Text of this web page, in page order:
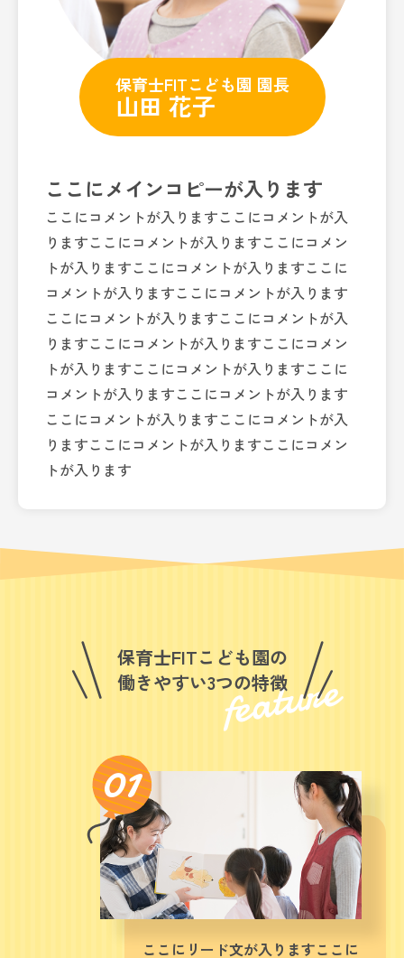
保育士FITこども園 園長
山田 花子
ここにメインコピーが入ります
ここにコメントが入りますここにコメントが入
りますここにコメントが入りますここにコメン
トが入りますここにコメントが入りますここに
コメントが入りますここにコメントが入ります
ここにコメントが入りますここにコメントが入
りますここにコメントが入りますここにコメン
トが入りますここにコメントが入りますここに
コメントが入りますここにコメントが入ります
ここにコメントが入りますここにコメントが入
りますここにコメントが入りますここにコメン
トが入ります
保育士FITこども園の
働きやすい3つの特徴
feature
01
ここにリード文が入りますここに